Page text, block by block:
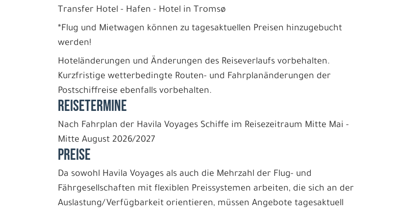
Transfer Hotel - Hafen - Hotel in Tromsø
*Flug und Mietwagen können zu tagesaktuellen Preisen hinzugebucht
werden!
Hoteländerungen und Änderungen des Reiseverlaufs vorbehalten.
Kurzfristige wetterbedingte Routen- und Fahrplanänderungen der
Postschiffreise ebenfalls vorbehalten.
REISETERMINE
Nach Fahrplan der Havila Voyages Schiffe im Reisezeitraum Mitte Mai -
Mitte August 2026/2027
PREISE
Da sowohl Havila Voyages als auch die Mehrzahl der Flug- und
Fährgesellschaften mit flexiblen Preissystemen arbeiten, die sich an der
Auslastung/Verfügbarkeit orientieren, müssen Angebote tagesaktuell